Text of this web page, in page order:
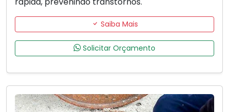
Saiba Mais
Solicitar Orçamento